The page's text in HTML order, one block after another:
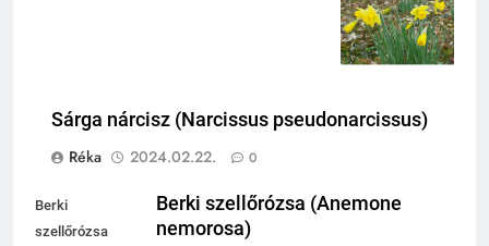
pseudonarcissus)
Sárga nárcisz (Narcissus pseudonarcissus)
Réka
2024.02.22. 0
Berki
szellőrózsa
Berki szellőrózsa (Anemone
nemorosa)